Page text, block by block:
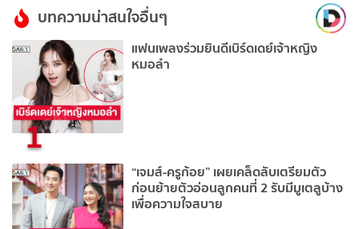
บทความน่าสนใจอื่นๆ
1
แฟนเพลงร่วมยินดีเบิร์ดเดย์เจ้าหญิง
หมอลำ
“เจมส์-ครูก้อย” เผยเคล็ดลับเตรียมตัว
ก่อนย้ายตัวอ่อนลูกคนที่ 2 รับมีมูเตลูบ้าง
เพื่อความใจสบาย